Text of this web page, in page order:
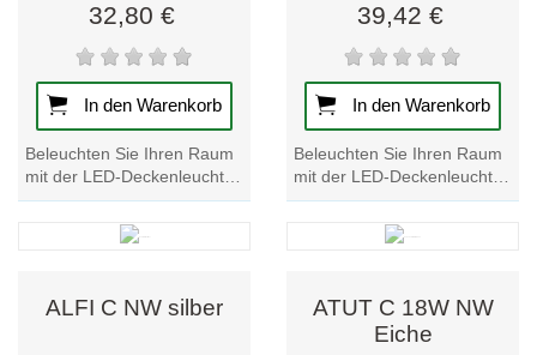
32,80 €
In den Warenkorb
Beleuchten Sie Ihren Raum
mit der LED-Deckenleuchte
ALEX D 18W. Diese
wasserfeste Leuchte bietet
39,42 €
In den Warenkorb
Beleuchten Sie Ihren Raum
mit der LED-Deckenleuchte
ALEX D 24W. Diese
wasserfeste IP44-Leuchte
bietet helle,...
ALFI C NW silber
ATUT C 18W NW
Eiche